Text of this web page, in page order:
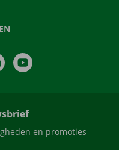
EN
LinkedIn
en promoties